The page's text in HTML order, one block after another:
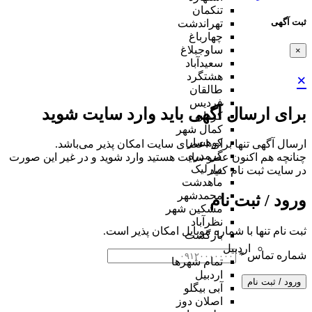
ثبت آگهی
×
×
برای ارسال آگهی باید وارد سایت شوید
ارسال آگهی تنها برای اعضای سایت امکان پذیر می‌باشد.
چنانچه هم‌ اکنون عضو سایت هستید وارد شوید و در غیر این صورت
در سایت ثبت نام کنید
ورود / ثبت نام
ثبت نام تنها با شماره موبایل امکان پذیر است.
شماره تماس*
ورود / ثبت نام
تنکمان
تهراندشت
چهارباغ
ساوجبلاغ
سعیدآباد
هشتگرد
طالقان
فردیس
کردان
کمال شهر
کوهسار
گرمدره
مارلیک
ماهدشت
محمدشهر
مشکین شهر
نظرآباد
بازگشت
اردبیل
تمام شهر‌ها
اردبیل
آبی بیگلو
اصلان دوز